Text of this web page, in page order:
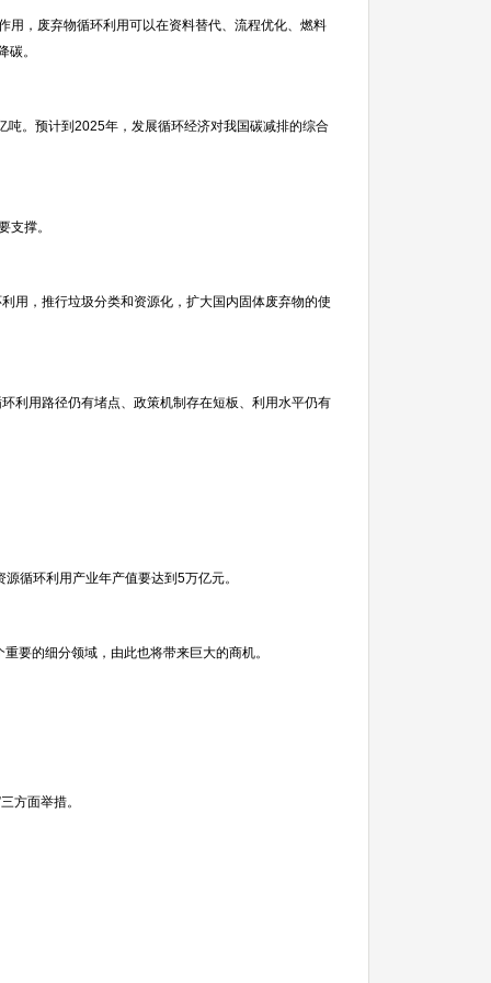
用，废弃物循环利用可以在资料替代、流程优化、燃料
。
。预计到2025年，发展循环经济对我国碳减排的综合
支撑。
用，推行垃圾分类和资源化，扩大国内固体废弃物的使
利用路径仍有堵点、政策机制存在短板、利用水平仍有
循环利用产业年产值要达到5万亿元。
要的细分领域，由此也将带来巨大的商机。
方面举措。